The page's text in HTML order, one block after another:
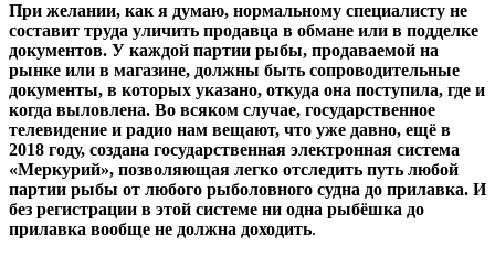
При желании, как я думаю, нормальному специалисту не
составит труда уличить продавца в обмане или в подделке
документов. У каждой партии рыбы, продаваемой на
рынке или в магазине, должны быть сопроводительные
документы, в которых указано, откуда она поступила, где и
когда выловлена. Во всяком случае, государственное
телевидение и радио нам вещают, что уже давно, ещё в
2018 году, создана государственная электронная система
«Меркурий», позволяющая легко отследить путь любой
партии рыбы от любого рыболовного судна до прилавка. И
без регистрации в этой системе ни одна рыбёшка до
прилавка вообще не должна доходить.